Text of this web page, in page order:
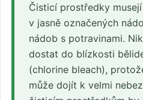
Čisticí prostředky
v jasně označených
nádob s potravinami.
dostat do blízkosti
(chlorine bleach),
může dojít k velmi